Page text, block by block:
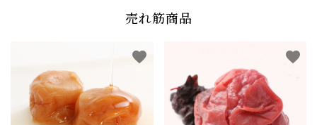
売れ筋商品
favorite favorite